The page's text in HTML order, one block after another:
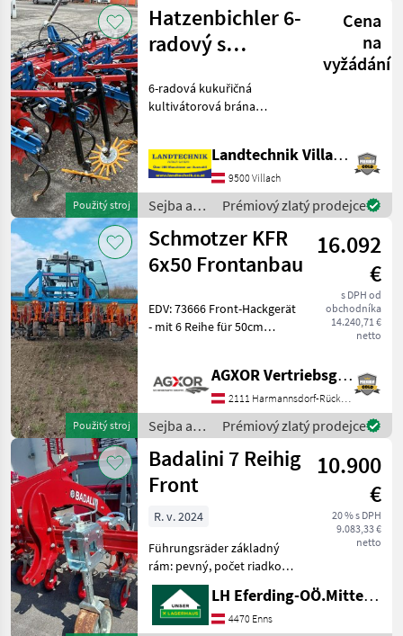
o plodinu
/
Schmotzer
Použitý stroj
Hatzenbichler 6-
radový s
pohonom
Cena
na
vyžádání
6-radová kukuřičná
kultivátorová brána
pre mladé rastliny,
hŕbovacie radlice, prstové
radlice, s kamerovým
riadení
Landtechnik Villach GmbH
9500 Villach
Sejba a
starostlivosť
o plodinu
/
Hatzenbichler
Prémiový zlatý prodejce
Použitý stroj
Schmotzer KFR
6x50 Frontanbau
16.092
€
s DPH od
obchodníka
14.240,71 €
netto
EDV: 73666 Front-Hackgerät
- mit 6 Reihe für 50cm
Tiefenführungsräder -
gebraucht aus Vermittlung
mit 13% MwSt
AGXOR Vertriebsgesellschaft Ost GmbH
2111 Harmannsdorf-Rückersdorf
Sejba a
starostlivosť
o plodinu
/
Schmotzer
Prémiový zlatý prodejce
Badalini 7 Reihig
Front
10.900
€
20 % s DPH
9.083,33 €
netto
R. v. 2024
Führungsräder základný
rám: pevný, počet riadkov:
7 riadkov Sejba a
starostlivosť o plodinu
Medziriadková kultivácia
LH Eferding-OÖ.Mitte, Enns
4470 Enns